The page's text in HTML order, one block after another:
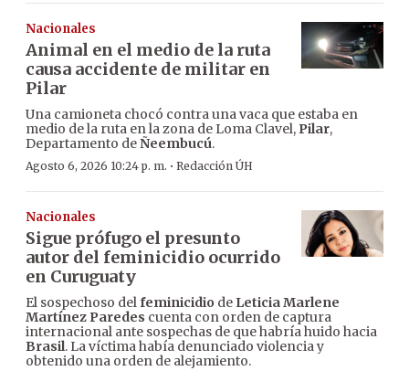
Nacionales
Animal en el medio de la ruta
causa accidente de militar en
Pilar
Una camioneta chocó contra una vaca que estaba en
medio de la ruta en la zona de Loma Clavel, Pilar,
Departamento deÑeembucú.
Agosto 6, 2026 10:24 p. m. · Redacción ÚH
Nacionales
Sigue prófugo el presunto
autor del feminicidio ocurrido
en Curuguaty
El sospechoso delfeminicidio de Leticia Marlene
Martínez Paredes cuenta con orden de captura
internacional ante sospechas de que habría huido hacia
Brasil. La víctima había denunciado violencia y
obtenido una orden de alejamiento.